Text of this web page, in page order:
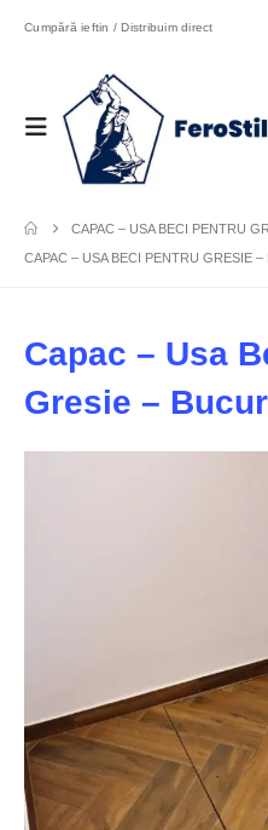
Cumpără ieftin / Distribuim direct
CAPAC – USA BECI PENTRU
CAPAC – USA BECI PENTRU GRESIE –
Capac – Usa
Gresie –